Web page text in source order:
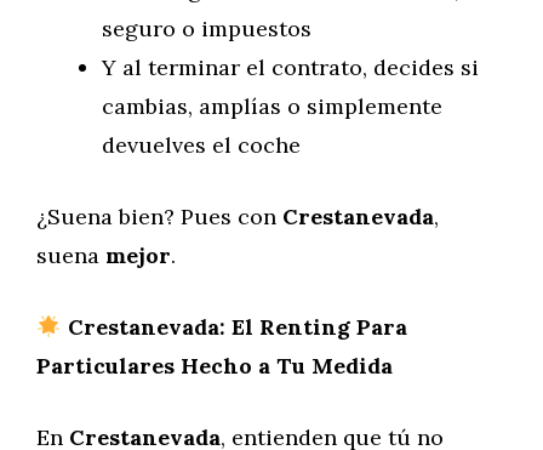
seguro o impuestos
Y al terminar el contrato, decides si
cambias, amplías o simplemente
devuelves el coche
¿Suena bien? Pues con Crestanevada,
suena mejor.
Crestanevada: El Renting Para
Particulares Hecho a Tu Medida
En Crestanevada, entienden que tú no